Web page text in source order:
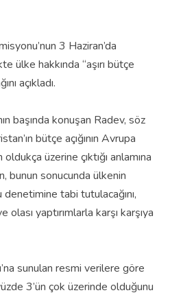
3 Haziran’da
ülke hakkında “aşırı bütçe
açıkladı.
başında konuşan Radev, söz
bütçe açığının Avrupa
oldukça üzerine çıktığı anlamına
bunun sonucunda ülkenin
tabi tutulacağını,
olası yaptırımlarla karşı karşıya
sunulan resmi verilere göre
3’ün çok üzerinde olduğunu